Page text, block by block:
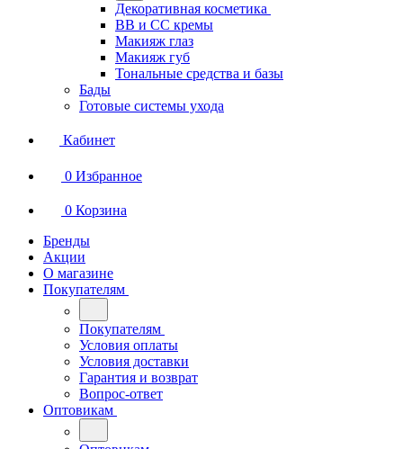
Декоративная косметика
BB и СС кремы
Макияж глаз
Макияж губ
Тональные средства и базы
Бады
Готовые системы ухода
Кабинет
0 Избранное
0 Корзина
Бренды
Акции
О магазине
Покупателям
Покупателям
Условия оплаты
Условия доставки
Гарантия и возврат
Вопрос-ответ
Оптовикам